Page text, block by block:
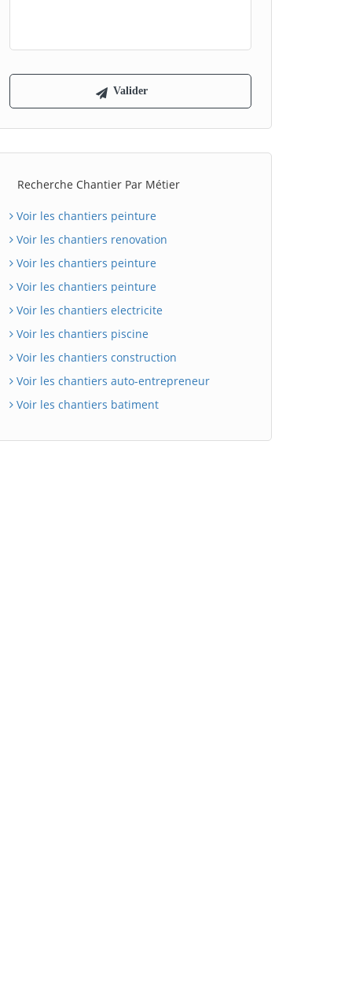
Recherche Chantier Par Métier
Voir les chantiers peinture
Voir les chantiers renovation
Voir les chantiers peinture
Voir les chantiers peinture
Voir les chantiers electricite
Voir les chantiers piscine
Voir les chantiers construction
Voir les chantiers auto-entrepreneur
Voir les chantiers batiment